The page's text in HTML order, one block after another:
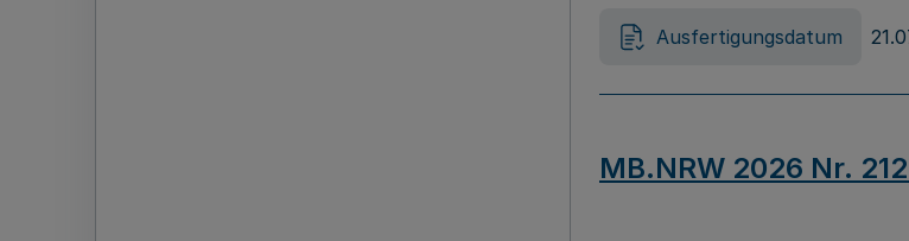
Ausfertigungsdatum
MB.NRW 2026 Nr.